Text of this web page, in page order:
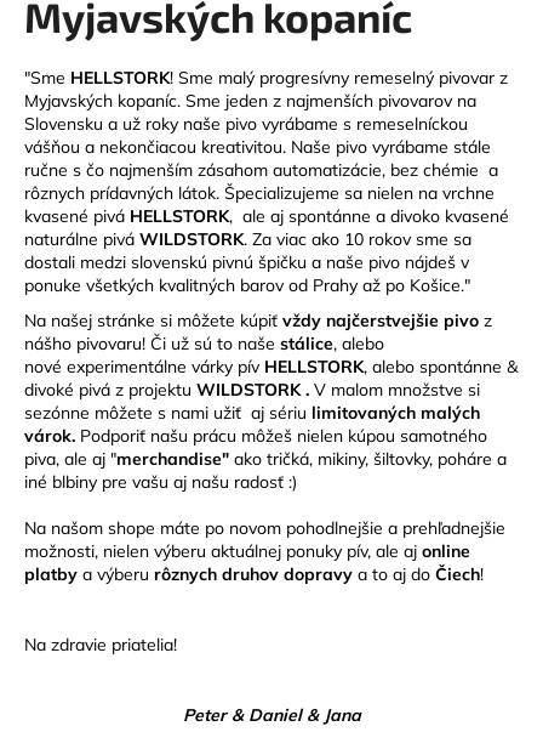
v
o
z
M
y
j
a
v
s
k
ý
c
h
o
a
Myjavských kopaníc
"Sme HELLSTORK! Sme malý progresívny remeselný pivovar z
Myjavských kopaníc. Sme jeden z najmenších pivovarov na
Slovensku a už roky naše pivo vyrábame s remeselníckou
vášňou a nekončiacou kreativitou. Naše pivo vyrábame stále
ručne s čo najmenším zásahom automatizácie, bez chémie a
rôznych prídavných látok. Špecializujeme sa nielen na vrchne
kvasené pivá HELLSTORK, ale aj spontánne a divoko kvasené
naturálne pivá WILDSTORK. Za viac ako 10 rokov sme sa
dostali medzi slovenskú pivnú špičku a naše pivo nájdeš v
ponuke všetkých kvalitných barov od Prahy až po Košice."
Na našej stránke si môžete kúpiť vždy najčerstvejšie pivo z
nášho pivovaru! Či už sú to naše stálice, alebo
nové experimentálne várky pív HELLSTORK, alebo spontánne &
divoké pivá z projektu WILDSTORK . V malom množstve si
sezónne môžete s nami užiť aj sériu limitovaných malých
várok. Podporiť našu prácu môžeš nielen kúpou samotného
piva, ale aj "merchandise" ako tričká, mikiny, šiltovky, poháre a
iné blbiny pre vašu aj našu radosť :)
Na našom shope máte po novom pohodlnejšie a prehľadnejšie
možnosti, nielen výberu aktuálnej ponuky pív, ale aj online
platby a výberu rôznych druhov dopravy a to aj do Čiech!
Na zdravie priatelia!
Peter & Daniel & Jana
á
j
s
ť
?
HĽADAŤ
O
d
p
o
r
ú
č
a